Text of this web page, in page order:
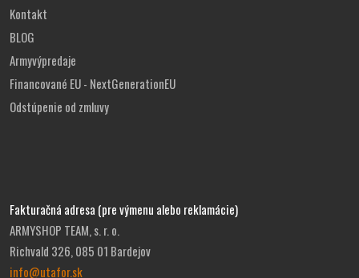
Kontakt
BLOG
Armyvýpredaje
Financované EU - NextGenerationEU
Odstúpenie od zmluvy
Fakturačná adresa (pre výmenu alebo reklamácie)
ARMYSHOP TEAM, s. r. o.
Richvald 326, 085 01 Bardejov
info@utafor.sk